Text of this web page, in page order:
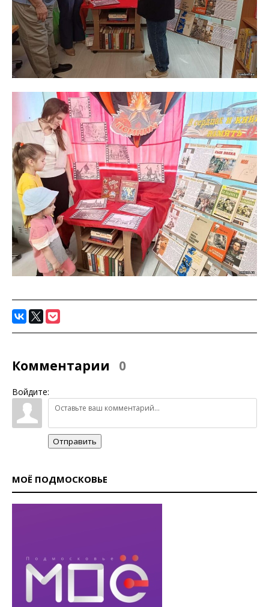
Комментарии 0
Войдите:
Отправить
МОЁ ПОДМОСКОВЬЕ